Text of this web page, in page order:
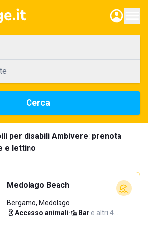
Cerca
per disabili Ambivere: prenota
e lettino
Medolago Beach
Bergamo, Medolago
Accesso animali· Bar·e altri 4…